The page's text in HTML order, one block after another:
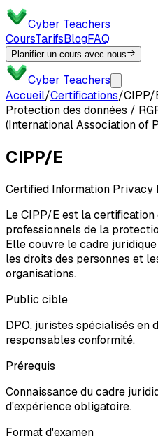
Cyber Teachers
CoursTarifsBlogFAQ
Planifier un cours avec nous
Cyber Teachers
Accueil/Certifications/CIPP/
Protection des données /
(International Association of
CIPP/E
Certified Information
Le CIPP/E est la
professionnels de la
Elle couvre le cadre
les droits des personnes et
organisations.
Public cible
DPO, juristes spécialisés en
responsables conformité.
Prérequis
Connaissance du cadre
d'expérience obligatoire.
Format d'examen